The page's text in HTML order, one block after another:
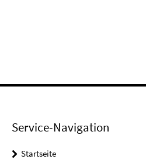
Service-Navigation
Startseite